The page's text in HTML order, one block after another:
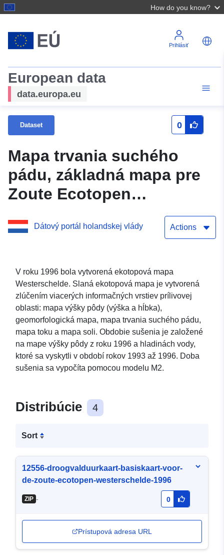
How do you know?
Prihlásiť
European data
data.europa.eu
Dataset 0
Mapa trvania suchého
pádu, základná mapa pre
Zoute Ecotopen
Dátový portál holandskej vlády Actions
V roku 1996 bola vytvorená ekotopová mapa
Westerschelde. Slaná ekotopová mapa je vytvorená
zlúčením viacerých informačných vrstiev prílivovej
oblasti: mapa výšky pôdy (výška a hĺbka),
geomorfologická mapa, mapa trvania suchého pádu,
mapa toku a mapa soli. Obdobie sušenia je založené
na mape výšky pôdy z roku 1996 a hladinách vody,
ktoré sa vyskytli v období rokov 1993 až 1996. Doba
sušenia sa vypočíta pomocou modelu M2.
Distribúcie 4
Sort
12556-droogvalduurkaart-basiskaart-voor-
de-zoute-ecotopen-westerschelde-1996
ZIP - 0
Prístupová adresa URL